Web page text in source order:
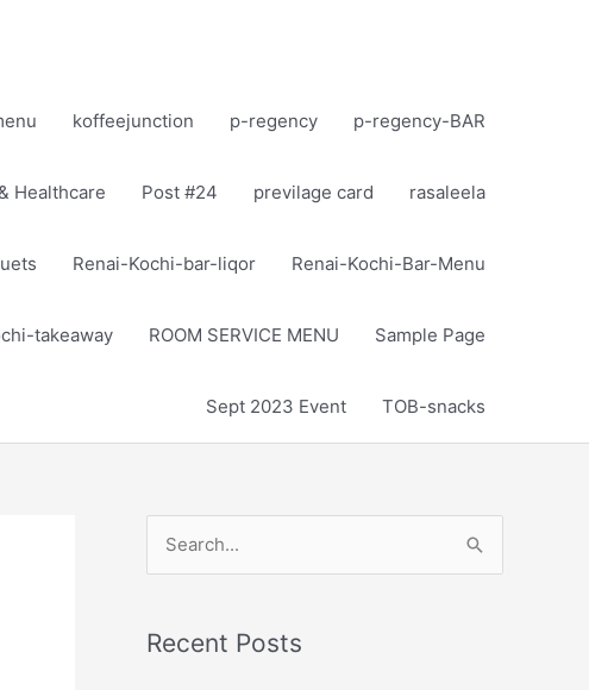
koffeejunction p-regency p-regency-BAR
Healthcare Post #24 previlage card rasaleela
Renai-Kochi-bar-liqor Renai-Kochi-Bar-Menu
takeaway ROOM SERVICE MENU Sample Page
Sept 2023 Event TOB-snacks
rRecent Posts